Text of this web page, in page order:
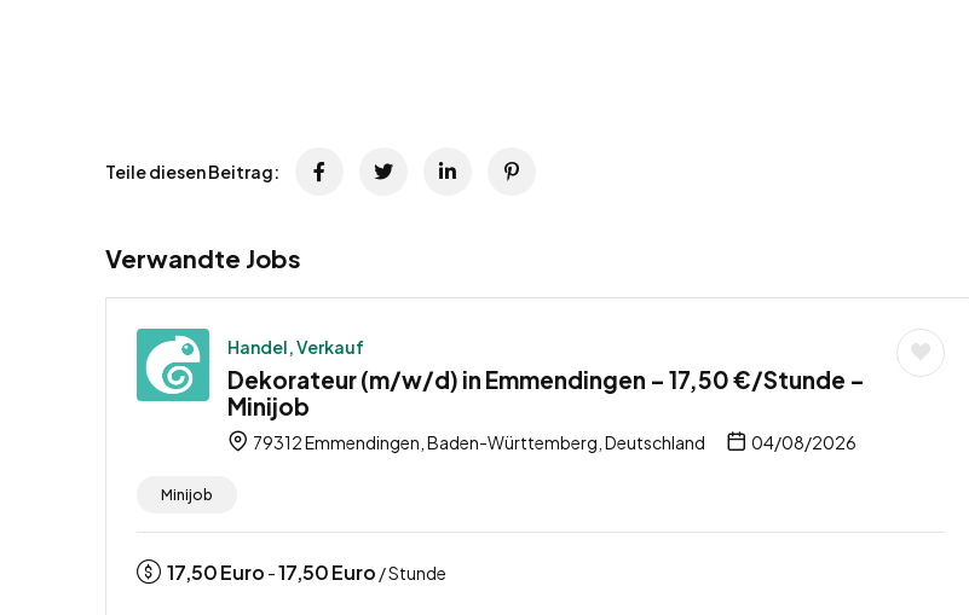
Teile diesen Beitrag:
Verwandte Jobs
Handel, Verkauf
Dekorateur (m/w/d) in Emmendingen – 17,50 €/Stunde –
Minijob
79312 Emmendingen, Baden-Württemberg, Deutschland 04/08/2026
Minijob
17,50Euro -17,50Euro / Stunde